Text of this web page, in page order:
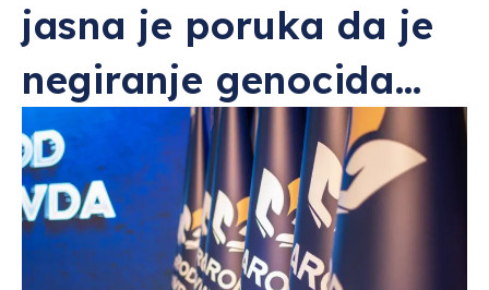
jasna je poruka da je
negiranje genocida…